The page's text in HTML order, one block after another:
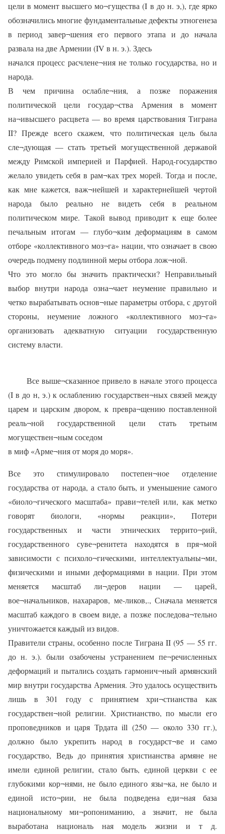
цели в момент высшего мо¬гущества (I в до н. э,), где ярко
обозначились многие фундаментальные дефекты этногенеза
в период завер¬шения его первого этапа и до начала
развала на две Армении (IV в н. э.). Здесь
начался процесс расчлене¬ния не только государства, но и
народа.
В чем причина ослабле¬ния, а позже поражения
политической цели государ¬ства Армения в момент
на¬ивысшего расцвета — во время царствования Тиграна
II? Прежде всего скажем, что политическая цель была
сле¬дующая — стать третьей могущественной державой
между Римской империей и Парфией. Народ-государство
желало увидеть себя в рам¬ках трех морей. Тогда и после,
как мне кажется, важ¬нейшей и характернейшей чертой
народа было реально не видеть себя в реальном
политическом мире. Такой вывод приводит к еще более
печальным итогам — глубо¬ким деформациям в самом
отборе «коллективного моз¬га» нации, что означает в свою
очередь подмену подлинной меры отбора лож¬ной.
Что это могло бы значить практически? Неправильный
выбор внутри народа озна¬чает неумение правильно и
четко вырабатывать основ¬ные параметры отбора, с другой
стороны, неумение ложного «коллективного моз¬га»
организовать адекватную ситуации государственную
систему власти.
Все выше¬сказанное привело в начале этого процесса
(I в до н, э.) к ослаблению государствен¬ных связей между
царем и царским двором, к превра¬щению поставленной
реаль¬ной государственной цели стать третьим
могуществен¬ным соседом
в миф «Арме¬ния от моря до моря».
Все это стимулировало постепен¬ное отделение
государства от народа, а стало быть, и уменьшение самого
«биоло¬гического масштаба» прави¬телей или, как метко
говорят биологи, «нормы реакции», Потери
государственных и части этнических террито¬рий,
государственного суве¬ренитета находятся в пря¬мой
зависимости с психоло¬гическими, интеллектуальны¬ми,
физическими и иными деформациями в нации. При этом
меняется масштаб ли¬деров нации — царей,
вое¬начальников, нахараров, ме-ликов,., Сначала меняется
масштаб каждого в своем виде, а позже последова¬тельно
уничтожается каждый из видов.
Правители страны, особенно после Тиграна II (95 — 55 гг.
до н. э.). были озабочены устранением пе¬речисленных
деформаций и пытались создать гармонич¬ный армянский
мир внутри государства Армения. Это удалось осуществить
лишь в 301 году с принятием хри¬стианства как
государствен¬ной религии. Христианство, по мысли его
проповедников и царя Трдата ill (250 — около 330 гг.),
должно было укрепить народ в государст¬ве и само
государство, Ведь до принятия христианства армяне не
имели единой религии, стало быть, единой церкви с ее
глубокими кор¬нями, не было единого язы¬ка, не было и
единой исто¬рии, не была подведена еди¬ная база
национальному ми¬ропониманию, а значит, не была
выработана националь ная модель жизни и т д.